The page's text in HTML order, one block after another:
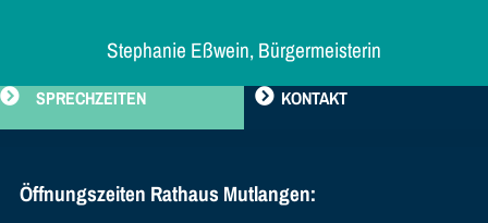
Stephanie Eßwein, Bürgermeisterin
SPRECHZEITEN KONTAKT
Öffnungszeiten Rathaus Mutlangen: